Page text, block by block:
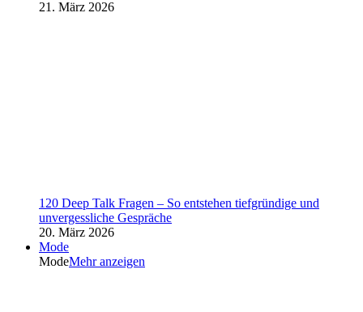
21. März 2026
120 Deep Talk Fragen – So entstehen tiefgründige und
unvergessliche Gespräche
20. März 2026
Mode
ModeMehr anzeigen